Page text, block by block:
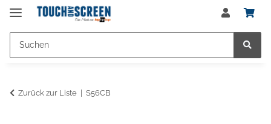
Zurück zur Liste S56CB